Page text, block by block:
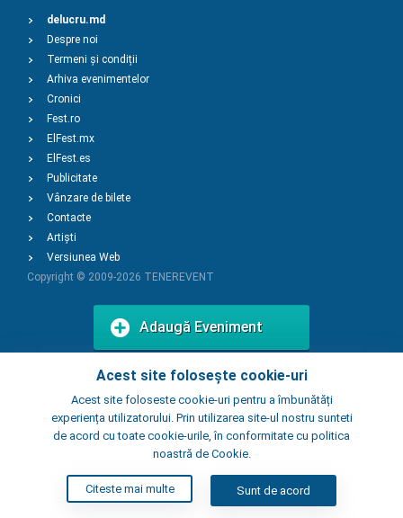
Acest site folosește cookie-uri
Acest site foloseste cookie-uri pentru a îmbunătăți
experiența utilizatorului. Prin utilizarea site-ul nostru sunteti
de acord cu toate cookie-urile, în conformitate cu politica
noastră de Cookie.
Citeste mai multe Sunt de acord
delucru.md
Despre noi
Termeni și condiții
Arhiva evenimentelor
Cronici
Fest.ro
ElFest.mx
ElFest.es
Publicitate
Vânzare de bilete
Contacte
Artiști
Versiunea Web
Copyright © 2009-2026 TENEREVENT
Adaugă Eveniment
Adaugă Local